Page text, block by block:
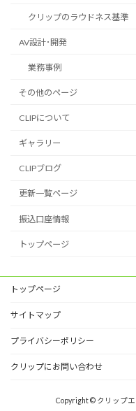
クリップのラウドネス基準
AV設計･開発
業務事例
その他のページ
CLIPについて
ギャラリー
CLIPブログ
更新一覧ページ
振込口座情報
トップページ
トップページ
サイトマップ
プライバシーポリシー
クリップにお問い合わせ
Copyright © クリップエ